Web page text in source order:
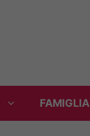
FAMIGLIA